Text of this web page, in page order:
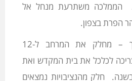
הממלכה משתרעת מנחל אל
הפרת בצפון.
ממלכת שלמה המלך – מחלק את המרחב ל-12
לכלכל את בית המקדש ואת
חלק מהנציבויות נמצאים